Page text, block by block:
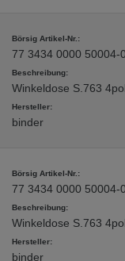
77 3434 0000 50004-
Winkeldose S.763
binder
77 3434 0000 50004-
Winkeldose S.763
binder